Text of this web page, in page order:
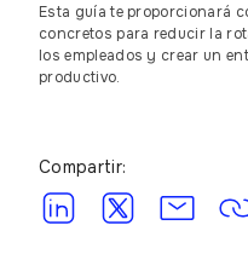
Esta guía te proporcionará
concretos para reducir la
los empleados y crear un
productivo.
Compartir: